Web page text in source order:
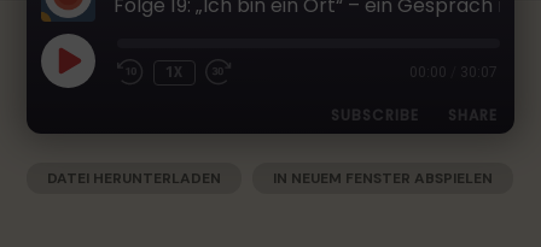
h
r
e
1X 00:00 30:07
SUBSCRIBE SHARE
Apple Podcasts Deezer
SHARE
DATEI HERUNTERLADEN
IN NEUEM FENSTER ABSPIELEN